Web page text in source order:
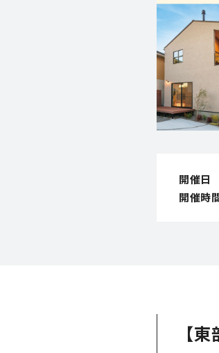
開催日
開催時
【